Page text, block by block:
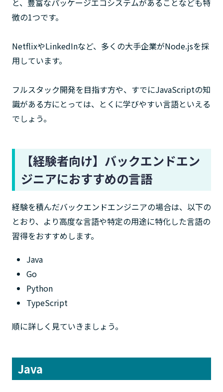
と、豊富なパッケージエコシステムがあることなども特
徴の1つです。
NetflixやLinkedInなど、多くの大手企業がNode.jsを採
用しています。
フルスタック開発を目指す方や、すでにJavaScriptの知
識がある方にとっては、とくに学びやすい言語といえる
でしょう。
【経験者向け】バックエンドエン
ジニアにおすすめの言語
経験を積んだバックエンドエンジニアの場合は、以下の
とおり、より高度な言語や特定の用途に特化した言語の
習得をおすすめします。
Java
Go
Python
TypeScript
順に詳しく見ていきましょう。
Java